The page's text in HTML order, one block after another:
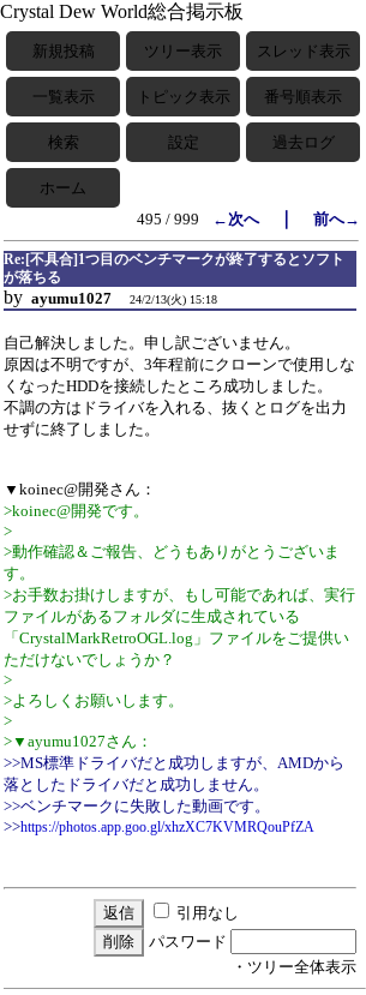
Crystal Dew World総合掲示板
新規投稿 ツリー表示 スレッド表示
一覧表示 トピック表示 番号順表示
検索 設定 過去ログ
ホーム
495 / 999
←次へ｜ 前へ→
Re:[不具合]1つ目のベンチマークが終了するとソフト
が落ちる
by ayumu1027 24/2/13(火) 15:18
自己解決しました。申し訳ございません。
原因は不明ですが、3年程前にクローンで使用しな
くなったHDDを接続したところ成功しました。
不調の方はドライバを入れる、抜くとログを出力
せずに終了しました。
▼koinec@開発さん：
>koinec@開発です。
>
>動作確認＆ご報告、どうもありがとうございま
す。
>お手数お掛けしますが、もし可能であれば、実行
ファイルがあるフォルダに生成されている
「CrystalMarkRetroOGL.log」ファイルをご提供い
ただけないでしょうか？
>
>よろしくお願いします。
>
>▼ayumu1027さん：
>>MS標準ドライバだと成功しますが、AMDから
落としたドライバだと成功しません。
>>ベンチマークに失敗した動画です。
>>https://photos.app.goo.gl/xhzXC7KVMRQouPfZA
引用なし
パスワード
・ツリー全体表示